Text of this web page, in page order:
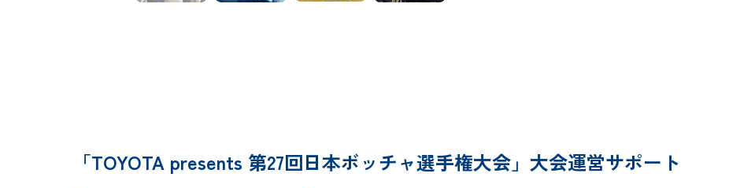
「TOYOTA presents 第27回日本ボッチャ選手権大会」大会運営サポート